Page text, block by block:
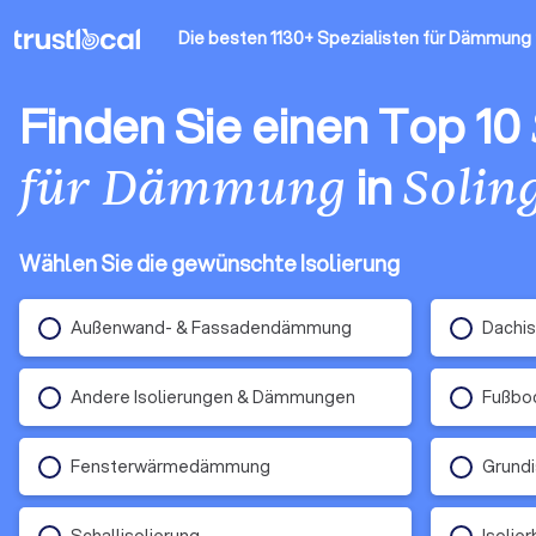
Die besten 1130+ Spezialisten für Dämmung
Finden Sie einen Top 10
für Dämmung in
Wählen Sie die gewünschte Isolierung
Außenwand- & Fassadendämmung
Andere Isolierungen & Dämmungen
Fensterwärmedämmung